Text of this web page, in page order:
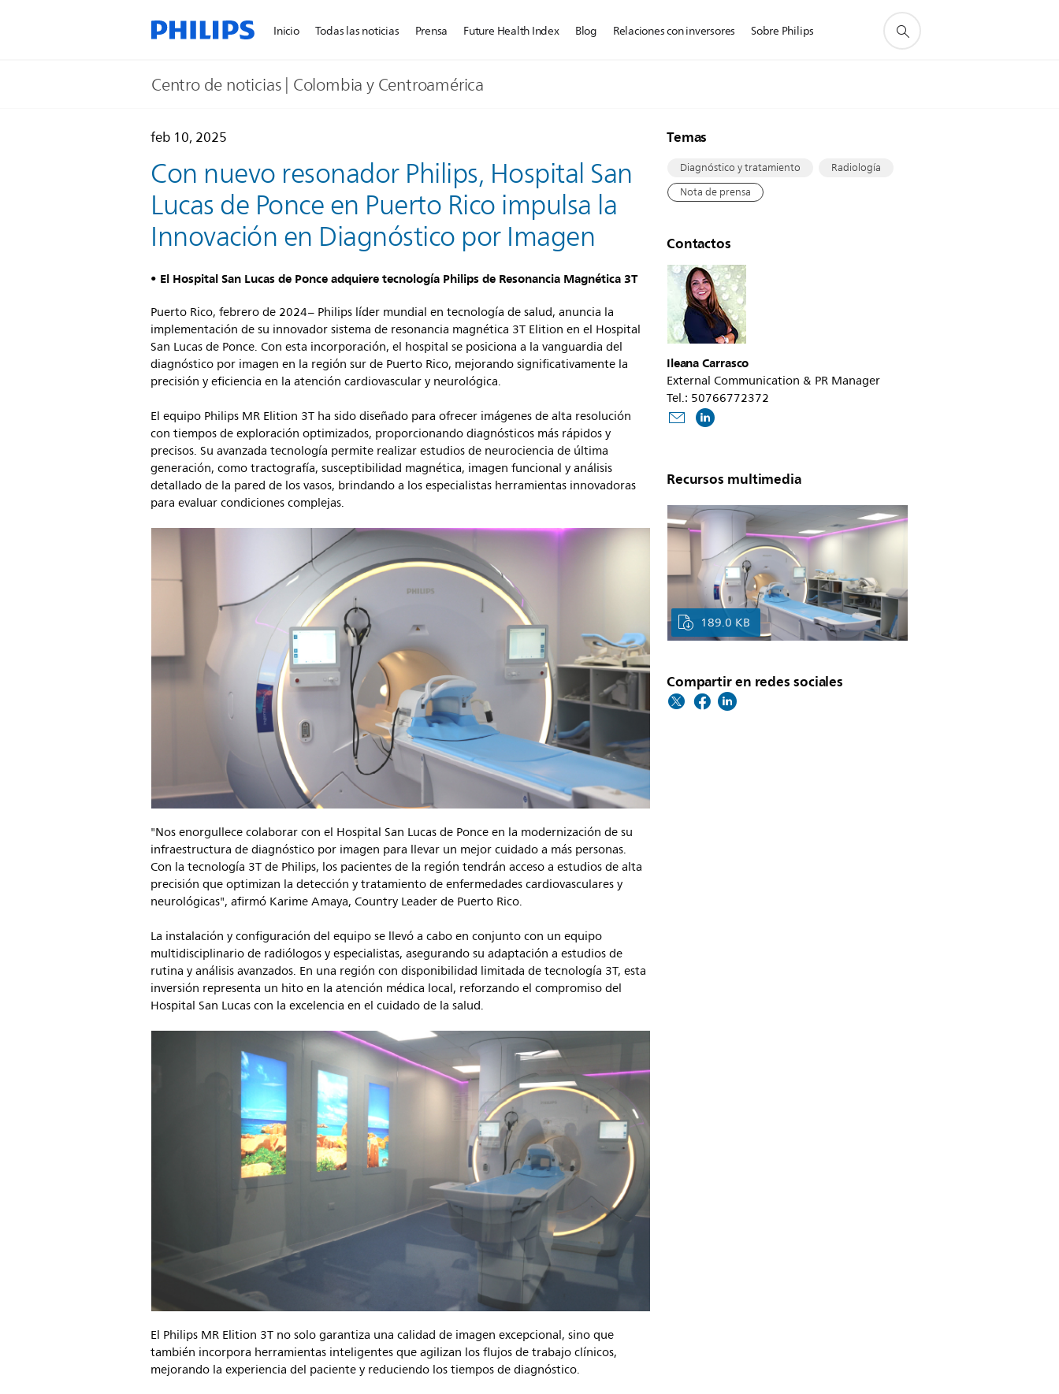
Inicio Todas las noticias Prensa Future Health Index Blog Relaciones con inversores Sobre Philips
Centro de noticias | Colombia y Centroamérica
feb 10, 2025
Con nuevo resonador Philips, Hospital San
Lucas de Ponce en Puerto Rico impulsa la
Innovación en Diagnóstico por Imagen
• El Hospital San Lucas de Ponce adquiere tecnología Philips de Resonancia Magnética 3T
Puerto Rico, febrero de 2024– Philips líder mundial en tecnología de salud, anuncia la
implementación de su innovador sistema de resonancia magnética 3T Elition en el Hospital
San Lucas de Ponce. Con esta incorporación, el hospital se posiciona a la vanguardia del
diagnóstico por imagen en la región sur de Puerto Rico, mejorando significativamente la
precisión y eficiencia en la atención cardiovascular y neurológica.
El equipo Philips MR Elition 3T ha sido diseñado para ofrecer imágenes de alta resolución
con tiempos de exploración optimizados, proporcionando diagnósticos más rápidos y
precisos. Su avanzada tecnología permite realizar estudios de neurociencia de última
generación, como tractografía, susceptibilidad magnética, imagen funcional y análisis
detallado de la pared de los vasos, brindando a los especialistas herramientas innovadoras
para evaluar condiciones complejas.
"Nos enorgullece colaborar con el Hospital San Lucas de Ponce en la modernización de su
infraestructura de diagnóstico por imagen para llevar un mejor cuidado a más personas.
Con la tecnología 3T de Philips, los pacientes de la región tendrán acceso a estudios de alta
precisión que optimizan la detección y tratamiento de enfermedades cardiovasculares y
neurológicas", afirmó Karime Amaya, Country Leader de Puerto Rico.
La instalación y configuración del equipo se llevó a cabo en conjunto con un equipo
multidisciplinario de radiólogos y especialistas, asegurando su adaptación a estudios de
rutina y análisis avanzados. En una región con disponibilidad limitada de tecnología 3T, esta
inversión representa un hito en la atención médica local, reforzando el compromiso del
Hospital San Lucas con la excelencia en el cuidado de la salud.
El Philips MR Elition 3T no solo garantiza una calidad de imagen excepcional, sino que
también incorpora herramientas inteligentes que agilizan los flujos de trabajo clínicos,
mejorando la experiencia del paciente y reduciendo los tiempos de diagnóstico.
Temas
Diagnóstico y tratamiento
Radiología
Nota de prensa
Contactos
Ileana Carrasco
External Communication & PR Manager
Tel.: 50766772372
Recursos multimedia
189.0 KB
Compartir en redes sociales